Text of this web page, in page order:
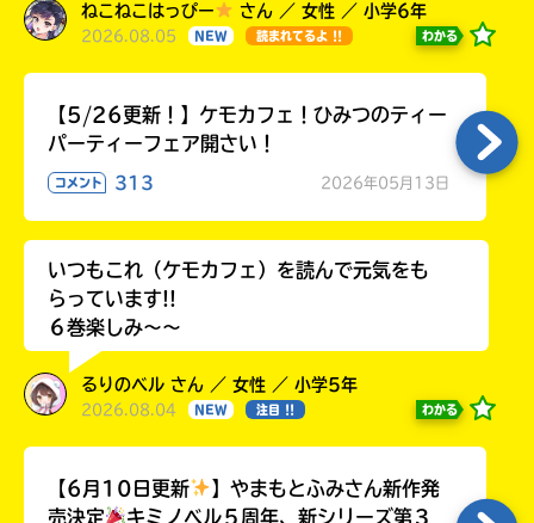
ねこねこはっぴー さん ／ 女性 ／ 小学6年
2026.08.05 NEW 読まれてるよ !! わかる
【5/26更新！】ケモカフェ！ひみつのティー
パーティーフェア開さい！
コメント 313 2026年05月13日
いつもこれ（ケモカフェ）を読んで元気をも
らっています!!
６巻楽しみ～～
るりのベル さん ／ 女性 ／ 小学5年
2026.08.04 NEW 注目 !! わかる
【6月10日更新
】やまもとふみさん新作発
売決定
キミノベル５周年、新シリーズ第３